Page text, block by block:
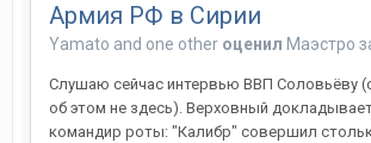
Армия РФ в Сирии
Yamato and one other оценил Маэстро
Слушаю сейчас интервью ВВП Соловьёву
об этом не здесь). Верховный
командир роты: "Калибр" совершил